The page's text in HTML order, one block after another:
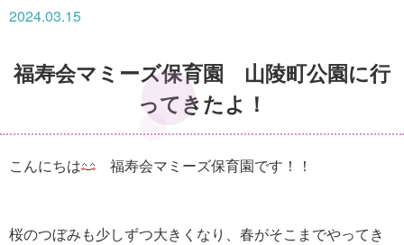
2024.03.15
福寿会マミーズ保育園 山陵町公園に行
ってきたよ！
こんにちは 福寿会マミーズ保育園です！！
桜のつぼみも少しずつ大きくなり、春がそこまでやってき